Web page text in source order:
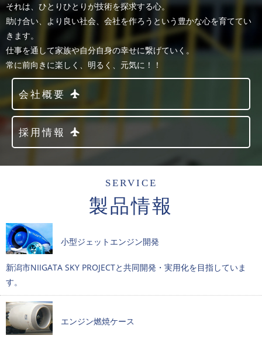
それは、ひとりひとりが技術を探求する心。
助け合い、より良い社会、会社を作ろうという豊かな心を育ててい
きます。
仕事を通して家族や自分自身の幸せに繋げていく。
常に前向きに楽しく、明るく、元気に！！
会社概要
採用情報
SERVICE
製品情報
小型ジェットエンジン開発
新潟市NIIGATA SKY PROJECTと共同開発・実用化を目指していま
す。
エンジン燃焼ケース